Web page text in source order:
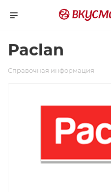
Paclan
Справочная информация —